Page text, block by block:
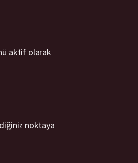
aktif olarak
noktaya